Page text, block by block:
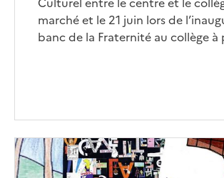
marché et le 21 juin lors de
banc de la Fraternité au collège à